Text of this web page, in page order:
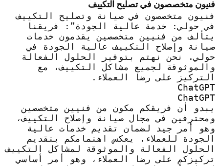
فنيون متخصصون في تصليح التكييف
فنيون متخصصون في صيانة وتصليح التكييف
في حولي: خدمة عالية الجودة”: فريقنا
يتألف من فنيين متخصصين يقدمون خدمات
صيانة وإصلاح التكييف عالية الجودة في
حولي. نحن نهتم بتوفير الحلول الفعالة
والموثوقة لجميع مشاكل التكييف، مع
التركيز على رضا العملاء.
ChatGPT
ChatGPT
يبدو أن فريقكم مكون من فنيين متخصصين
ومحترفين في مجال صيانة وإصلاح التكييف،
وهو أمر جيد لضمان تقديم خدمات عالية
الجودة للعملاء. يعكس اهتمامكم بتقديم
الحلول الفعالة والموثوقة لمشاكل التكييف
تركيزكم على رضا العملاء، وهو أمر أساسي